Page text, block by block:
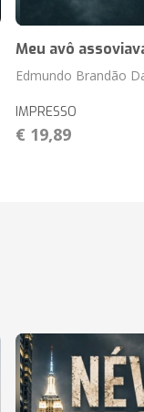
Meu avô
Edmundo Brandão
IMPRESSO
€ 19,89